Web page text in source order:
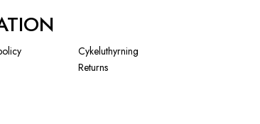
Cykeluthyrning
Returns